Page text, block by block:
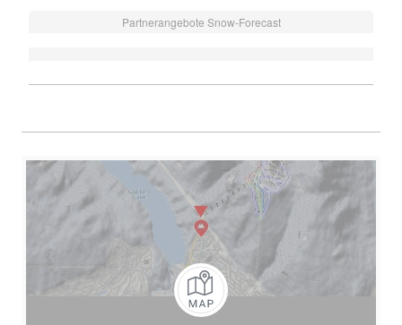
Partnerangebote Snow-Forecast